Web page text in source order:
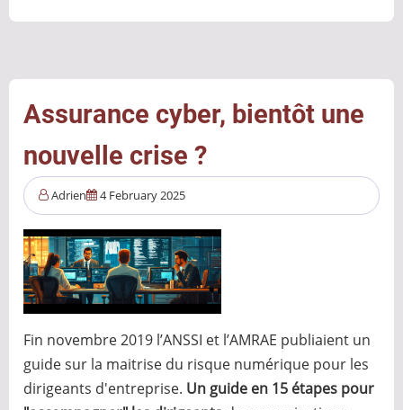
sous
le
Assurance cyber, bientôt une
nouvelle crise ?
Adrien 4 February 2025
Fin novembre 2019 l’ANSSI et l’AMRAE publiaient un
guide sur la maitrise du risque numérique pour les
dirigeants d'entreprise. Un guide en 15 étapes pour